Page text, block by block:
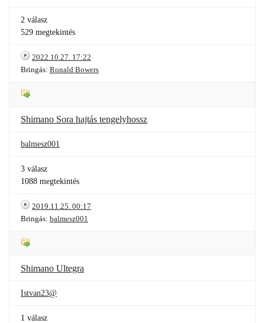
2 válasz
529 megtekintés
2022.10.27. 17:22
Bringás: Ronald Bowers
Shimano Sora hajtás tengelyhossz
balmesz001
3 válasz
1088 megtekintés
2019.11.25. 00:17
Bringás: balmesz001
Shimano Ultegra
Istvan23@
1 válasz